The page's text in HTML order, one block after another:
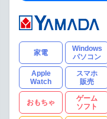
家電
Windows
パソコン
Apple
Watch
スマホ
販売
おもちゃ
ゲーム
ソフト